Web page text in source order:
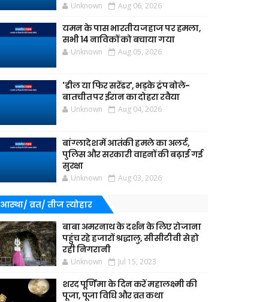
Unknown Aug 06, 2026
यमन के पास भारतीय जहाज पर हमला,
सभी 14 नाविकों को बचाया गया
Unknown Aug 05, 2026
'डील या फिर सरेंडर', भड़के ट्रंप बोले-
बातचीत पर ईरान का दोहरा रवैया
Unknown Aug 04, 2026
बांग्लादेश में आतंकी हमले का अलर्ट,
पुलिस और सरकारी वाहनों की बढ़ाई गई
सुरक्षा
Unknown Aug 03, 2026
आस्था/ व्रत/ तीज त्‍योहार
बाबा अमरनाथ के दर्शन के लिए रोजाना
पहुंच रहे हजारों श्रद्धालु, सीसीटीवी से हो
रही निगरानी
Unknown Jul 15, 2023
शरद पूर्णिमा के दिन करें महालक्ष्मी की
पूजा, पूजा विधि और व्रत कथा